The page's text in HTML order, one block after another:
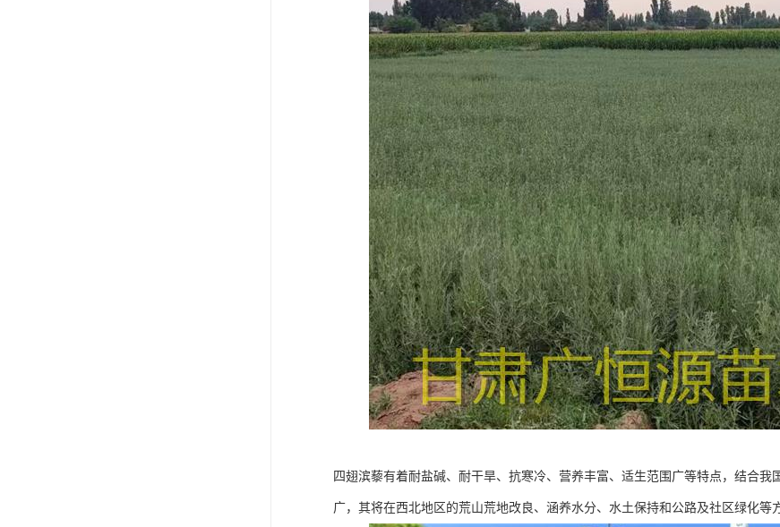
四翅滨藜有着耐盐碱、耐干旱、抗寒冷、营养丰富、适生范围广等特点，结合
广，其将在西北地区的荒山荒地改良、涵养水分、水土保持和公路及社区绿化等